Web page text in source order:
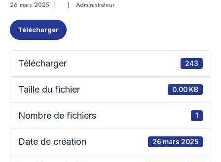
26 mars 2025 | | Administrateur
Télécharger
Télécharger 243
Taille du fichier 0.00 KB
Nombre de fichiers 1
Date de création 26 mars 2025